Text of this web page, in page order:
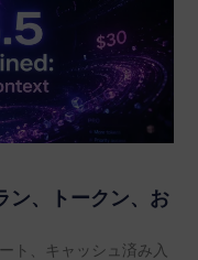
、トークン、お
ト、キャッシュ済み入